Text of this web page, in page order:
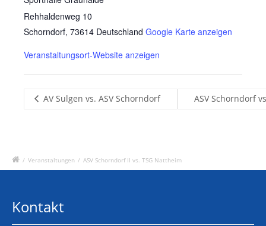
Rehhaldenweg 10
Schorndorf, 73614 Deutschland Google Karte anzeigen
Veranstaltungsort-Website anzeigen
AV Sulgen vs. ASV Schorndorf ASV Schorndorf
/ Veranstaltungen / ASV Schorndorf II vs. TSG Nattheim
Kontakt